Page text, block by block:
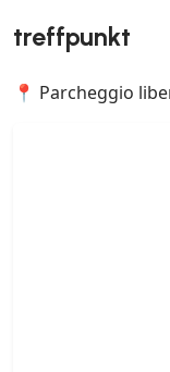
treffpunkt
📍 Parcheggio